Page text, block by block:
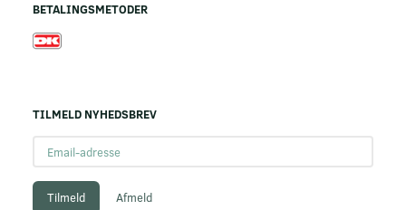
BETALINGSMETODER
TILMELD NYHEDSBREV
adresse
Tilmeld Afmeld